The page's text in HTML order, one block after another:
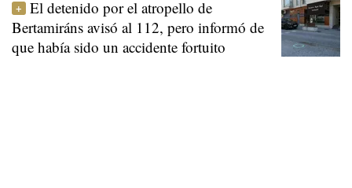
El detenido por el atropello de
Bertamiráns avisó al 112, pero informó de
que había sido un accidente fortuito